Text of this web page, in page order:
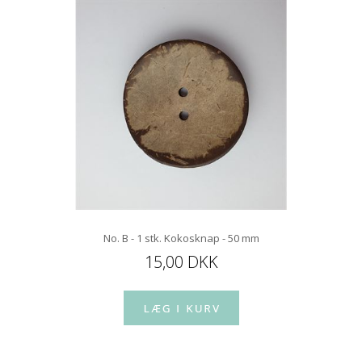
No. B - 1 stk. Kokosknap - 50 mm
15,00 DKK